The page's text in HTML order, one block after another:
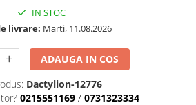
IN STOC
livrare: Marti, 11.08.2026
ADAUGA IN COS
Dactylion-12776
0215551169 / 0731323334